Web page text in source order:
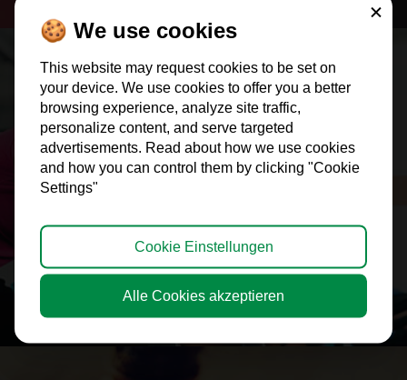
2) Mehr kauforientierte Webseitebesucher
🍪 We use cookies
This website may request cookies to be set on
your device. We use cookies to offer you a better
browsing experience, analyze site traffic,
personalize content, and serve targeted
advertisements. Read about how we use cookies
and how you can control them by clicking "Cookie
Settings"
Cookie Einstellungen
Alle Cookies akzeptieren